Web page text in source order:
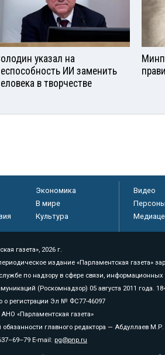
указал на
ИИ заменить
в творчестве
Экономика
В мире
Культура
Видео
Персоны
газета», 2026 г.
издание «Парламентская газета»
по надзору в сфере связи, информационных
(Роскомнадзор) 05 августа 2011 года.
о регистрации Эл № ФС77-46097
«Парламентская газета»
главного редактора — Абдуллаев М.Р.
E-mail: pg@pnp.ru